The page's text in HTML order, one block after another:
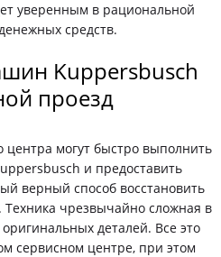
уверенным в рациональной
средств.
Kuppersbusch
проезд
центра могут быстро выполнить
и предоставить
верный способ восстановить
чрезвычайно сложная в
деталей. Все это
сервисном центре, при этом